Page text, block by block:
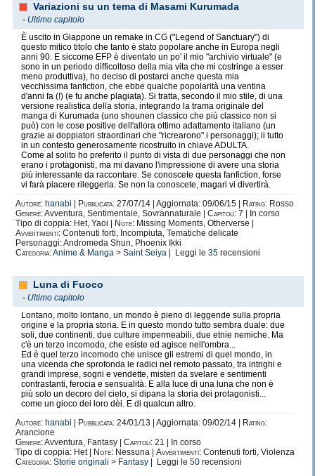
Variazioni su un tema di Masami Kurumada
- Ultimo capitolo
È uscito in Giappone un remake in CG ("Legend of Sanctuary") di
questo mitico titolo che tanto è stato popolare anche in Europa negli
anni 90. E siccome EFP è diventato un po' il mio "archivio virtuale" (e
sono in un periodo difficoltoso della mia vita che mi costringe a esser
meno produttiva), ho deciso di postarci anche questa mia
vecchissima fanfiction, che ebbe qualche popolarità una ventina
d'anni fa (!) (e fu anche plagiata). Si tratta, secondo il mio stile, di una
versione realistica della storia, integrando la trama originale del
manga di Kurumada (uno shounen classico che più classico non si
può) con le cose positive dell'allora ottimo adattamento italiano (un
grazie ai doppiatori straordinari che "ricrearono" i personaggi); il tutto
in un contesto generosamente ricostruito in chiave ADULTA.
Come al solito ho preferito il punto di vista di due personaggi che non
erano i protagonisti, ma mi davano l'impressione di avere una storia
più interessante da raccontare. Se conoscete questa fanfiction, forse
vi farà piacere rileggerla. Se non la conoscete, magari vi divertirà.
Autore: hanabi Pubblicata: 27/07/14 | Aggiornata: 09/06/15 | Rating: Rosso
Genere:Avventura, Sentimentale, Sovrannaturale | Capitoli: 7 | In corso
Tipo di coppia: Het, Yaoi |
Note: Missing Moments, Otherverse |
Avvertimenti: Contenuti forti, Incompiuta, Tematiche delicate
Personaggi: Andromeda Shun, Phoenix Ikki
Categoria:Anime & Manga > Saint Seiya | Leggi le 35 recensioni
Luna di Fuoco
- Ultimo capitolo
Lontano, molto lontano, un mondo è pieno di leggende sulla propria
origine e la propria storia. E in questo mondo tutto sembra duale: due
soli, due continenti, due culture impermeabili, due etnie nemiche. Ma
c'è un terzo incomodo, che esiste ed agisce nell'ombra...
Ed è quel terzo incomodo che unisce gli estremi di quel mondo, in
una vicenda che sprofonda le radici nel remoto passato, tra intrighi e
grandi imprese, sogni e vendette, misteri da svelare e sentimenti
contrastanti, ferocia e sensualità. E alla luce di una luna che non è
più solo un decoro del cielo, si dipana la storia dei protagonisti...
come un gioco dei loro dèi. E di qualcun altro.
Autore: hanabi Pubblicata: 24/01/13 | Aggiornata: 09/02/14 |
Rating:
Arancione
Genere:Avventura, Fantasy | Capitoli: 21 | In corso
Tipo di coppia: Het |
Note: Nessuna | Avvertimenti: Contenuti forti, Violenza
Categoria: Storie originali > Fantasy | Leggi le 50 recensioni